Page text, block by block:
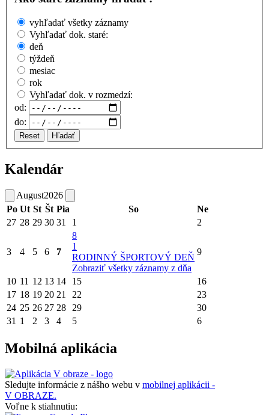
vyhľadať všetky záznamy
Vyhľadať dok. staré:
deň
týždeň
mesiac
rok
Vyhľadať dok. v rozmedzí:
od:
do:
Reset Hľadať
Kalendár
August2026
Po Ut St Št Pia So
Ne
27 28 29 30 31 1 2
3 4 5 6 7
8
1
RODINNÝ ŠPORTOVÝ DEŇ
Zobraziť všetky záznamy z dňa
9
10 11 12 13 14 15
16
17 18 19 20 21 22
23
24 25 26 27 28 29
30
31 1 2 3 4 5 6
Mobilná aplikácia
Sledujte informácie z nášho webu v mobilnej aplikácii -
V OBRAZE.
Voľne k stiahnutiu: